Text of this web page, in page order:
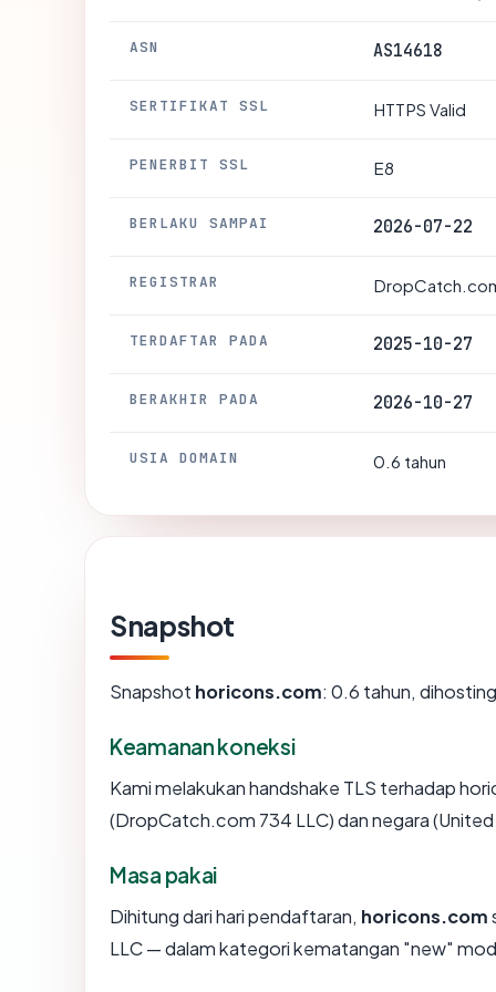
ASN AS14618
SERTIFIKAT SSL HTTPS Valid
PENERBIT SSL E8
BERLAKU SAMPAI 2026-07-22
REGISTRAR
TERDAFTAR PADA 2025-10-27
BERAKHIR PADA 2026-10-27
USIA DOMAIN 0.6 tahun
Snapshot
Snapshot horicons.com: 0.6 tahun,
Keamanan koneksi
Kami melakukan handshake TLS terhadap
(DropCatch.com 734 LLC) dan negara
Masa pakai
Dihitung dari hari pendaftaran, horicons.com
LLC — dalam kategori kematangan "new"